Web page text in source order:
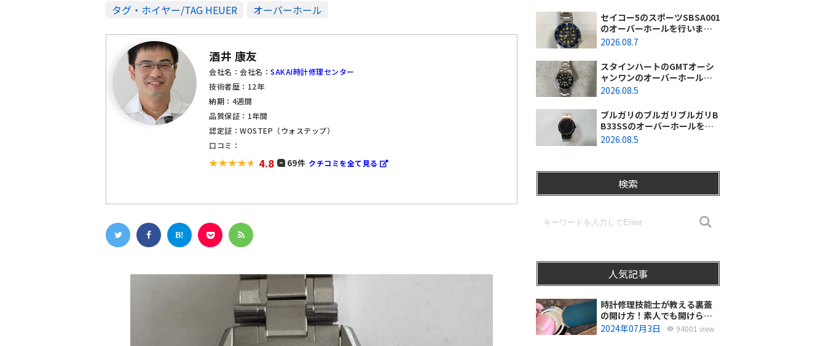
タグ・ホイヤー/TAG HEUER オーバーホール
酒井 康友
会社名：会社名： SAKAI時計修理センター
技術者歴：12年
納期：4週間
品質保証：1年間
認定証：WOSTEP（ウォステップ）
口コミ：
4.8 69件 クチコミを全て見る
セイコー5のスポーツSBSA001
のオーバーホールを行いまし
た。（千葉県東金市/A様）
2026.08.7
スタインハートのGMTオーシ
ャンワンのオーバーホールを
行いました。（神奈川県平塚
2026.08.5
ブルガリのブルガリブルガリB
B33SSのオーバーホールを行
いました。（埼玉県所沢市/S
2026.08.5
検索
人気記事
時計修理技能士が教える裏蓋
の開け方！素人でも開けられ
る？
2024年07月3日 94001 view